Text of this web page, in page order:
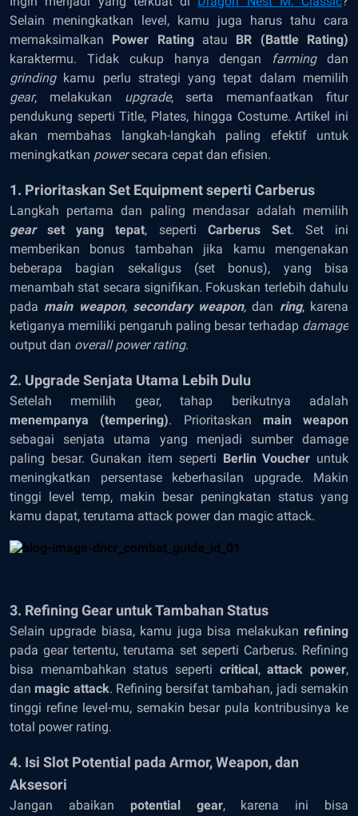
Selain meningkatkan level, kamu juga harus tahu cara
memaksimalkan Power Ratingatau BR (Battle Rating)
karaktermu. Tidak cukup hanya dengan farmingdan
grinding kamu perlu strategi yang tepat dalam memilih
gear, melakukan upgrade, serta memanfaatkan fitur
pendukung seperti Title, Plates, hingga Costume. Artikel ini
akan membahas langkah-langkah paling efektif untuk
meningkatkan powersecara cepat dan efisien.
1. Prioritaskan Set Equipment seperti Carberus
Langkah pertama dan paling mendasar adalah memilih
gearset yang tepat, seperti Carberus Set. Set ini
memberikan bonus tambahan jika kamu mengenakan
beberapa bagian sekaligus (set bonus), yang bisa
menambah stat secara signifikan. Fokuskan terlebih dahulu
pada main weapon, secondary weapon, dan ring, karena
ketiganya memiliki pengaruh paling besar terhadap damage
output dan overall power rating.
2. Upgrade Senjata Utama Lebih Dulu
Setelah memilih gear, tahap berikutnya adalah
menempanya (tempering). Prioritaskan main weapon
sebagai senjata utama yang menjadi sumber damage
paling besar. Gunakan item seperti Berlin Voucher untuk
meningkatkan persentase keberhasilan upgrade. Makin
tinggi level temp, makin besar peningkatan status yang
kamu dapat, terutama attack power dan magic attack.
3. Refining Gear untuk Tambahan Status
Selain upgrade biasa, kamu juga bisa melakukan refining
pada gear tertentu, terutama set seperti Carberus. Refining
bisa menambahkan status seperti critical,attack power,
dan magic attack. Refining bersifat tambahan, jadi semakin
tinggi refine level-mu, semakin besar pula kontribusinya ke
total power rating.
4. Isi Slot Potential pada Armor, Weapon, dan
Aksesori
Jangan abaikan potential gear, karena ini bisa